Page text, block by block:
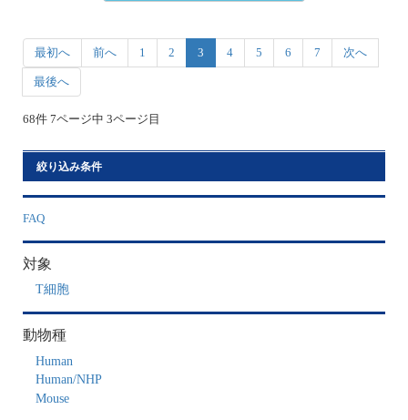
最初へ 前へ 1 2 3 4 5 6 7 次へ
最後へ
68件 7ページ中 3ページ目
絞り込み条件
FAQ
対象
T細胞
動物種
Human
Human/NHP
Mouse